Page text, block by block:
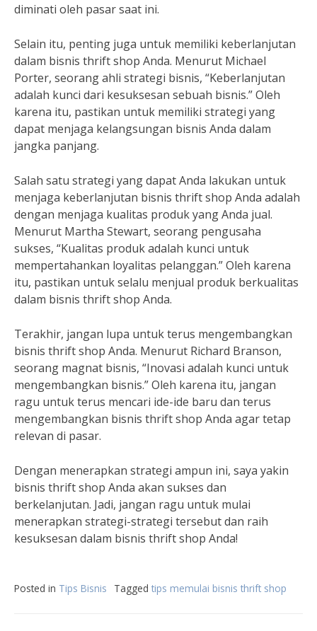
diminati oleh pasar saat ini.
Selain itu, penting juga untuk memiliki keberlanjutan
dalam bisnis thrift shop Anda. Menurut Michael
Porter, seorang ahli strategi bisnis, “Keberlanjutan
adalah kunci dari kesuksesan sebuah bisnis.” Oleh
karena itu, pastikan untuk memiliki strategi yang
dapat menjaga kelangsungan bisnis Anda dalam
jangka panjang.
Salah satu strategi yang dapat Anda lakukan untuk
menjaga keberlanjutan bisnis thrift shop Anda adalah
dengan menjaga kualitas produk yang Anda jual.
Menurut Martha Stewart, seorang pengusaha
sukses, “Kualitas produk adalah kunci untuk
mempertahankan loyalitas pelanggan.” Oleh karena
itu, pastikan untuk selalu menjual produk berkualitas
dalam bisnis thrift shop Anda.
Terakhir, jangan lupa untuk terus mengembangkan
bisnis thrift shop Anda. Menurut Richard Branson,
seorang magnat bisnis, “Inovasi adalah kunci untuk
mengembangkan bisnis.” Oleh karena itu, jangan
ragu untuk terus mencari ide-ide baru dan terus
mengembangkan bisnis thrift shop Anda agar tetap
relevan di pasar.
Dengan menerapkan strategi ampun ini, saya yakin
bisnis thrift shop Anda akan sukses dan
berkelanjutan. Jadi, jangan ragu untuk mulai
menerapkan strategi-strategi tersebut dan raih
kesuksesan dalam bisnis thrift shop Anda!
Posted in Tips Bisnis Tagged tips memulai bisnis thrift shop